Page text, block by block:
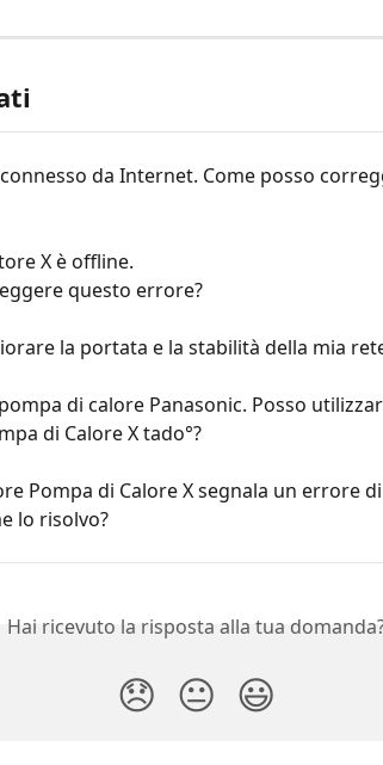
da Internet. Come posso
X è offline.
questo errore?
la portata e la stabilità della mia
di calore Panasonic. Posso
di Calore X tado°?
Pompa di Calore X segnala un errore
lo risolvo?
Hai ricevuto la risposta alla tua
😞 😐 😃